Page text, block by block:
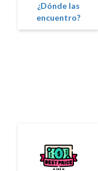
¿Dónde las
encuentro?